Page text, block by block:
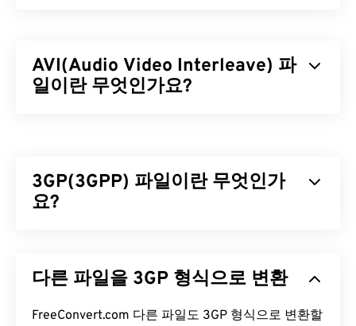
AVI(Audio Video Interleave) 파
일이란 무엇인가요?
맷입니다. 타사 프로그램을 사용하면 챕터, 캡션, 자
막, 메뉴, 스트리밍, 첨부 파일 및 3D 컨테이너를 지
Microsoft는 다운로드 가능한 무료 AVI 뷰어를
합니다. AVI 파일을 보는 또 다른 방법은 운영 체제와
3GP(3GPP) 파일이란 무엇인가
요?
된 멀티미디어 컨테이너 포맷으로,GSM (Global
바일용 기술이므로, 3GP 포맷을 사용하면 UMTS 네
다른 파일을 3GP 형식으로 변환
FreeConvert.com 다른 파일도 3GP 형식으로 변환할